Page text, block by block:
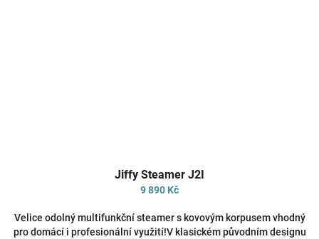
hodnocení
produktu
4,8
z
Jiffy Steamer J2I
9 890 Kč
Velice odolný multifunkční steamer s kovovým korpusem vhodný
pro domácí i profesionální využití!V klasickém původním designu